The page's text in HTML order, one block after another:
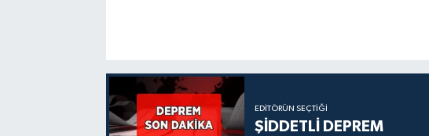
EDITÖRÜN SEÇTIĞI
ŞİDDETLİ DEPREM